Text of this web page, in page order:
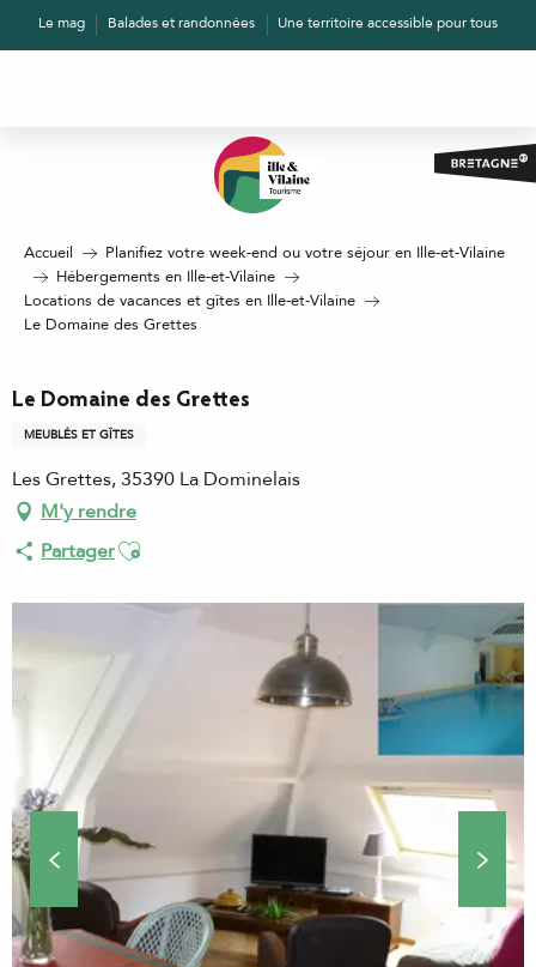
AllerLe mag Balades et randonnées Une territoire accessible pour tous
Accueil
Planifiez votre week-end ou votre séjour en Ille-et-Vilaine
Hébergements en Ille-et-Vilaine
Locations de vacances et gîtes en Ille-et-Vilaine
Le Domaine des Grettes
Le Domaine des Grettes
MEUBLÉS ET GÎTES
Les Grettes, 35390 La Dominelais
M'y rendre
PartagerAjouter aux favoris